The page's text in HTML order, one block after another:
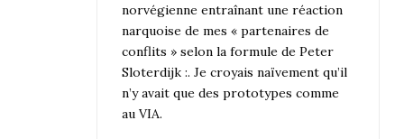
norvégienne entraînant une réaction
narquoise de mes « partenaires de
conflits » selon la formule de Peter
Sloterdijk :. Je croyais naïvement qu’il
n’y avait que des prototypes comme
au VIA.